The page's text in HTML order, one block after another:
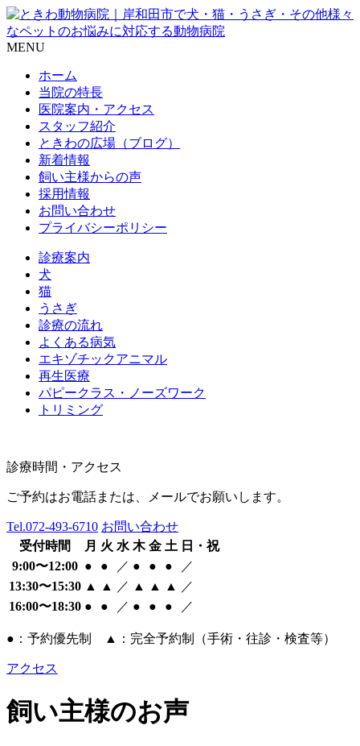
MENU
ホーム
当院の特長
医院案内・アクセス
スタッフ紹介
ときわの広場（ブログ）
新着情報
飼い主様からの声
採用情報
お問い合わせ
プライバシーポリシー
診療案内
犬
猫
うさぎ
診療の流れ
よくある病気
エキゾチックアニマル
再生医療
パピークラス・ノーズワーク
トリミング
診療時間・アクセス
ご予約はお電話または、メールでお願いします。
Tel.072-493-6710 お問い合わせ
受付時間
月 火 水 木 金 土 日・祝
9:00〜12:00 ● ● ／ ● ● ●
／
13:30〜15:30 ▲ ▲ ／ ▲ ▲ ▲
／
16:00〜18:30 ● ● ／ ● ● ● ／
●：予約優先制 ▲：完全予約制（手術・往診・検査等）
アクセス
飼い主様のお声